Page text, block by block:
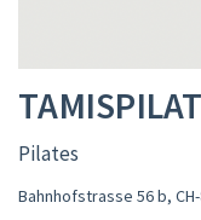
Pilates
Bahnhofstrasse 56 b,